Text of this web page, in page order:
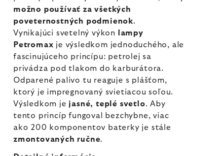
možno používať za všetkých
poveternostných podmienok.
Vynikajúci svetelný výkon
lampy
Petromax je výsledkom jednoduchého, ale
fascinujúceho princípu: petrolej sa
privádza pod tlakom do karburátora.
Odparené palivo tu reaguje s plášťom,
ktorý je impregnovaný svietiacou soľou.
Výsledkom je jasné, teplé svetlo. Aby
tento princíp fungoval bezchybne, viac
ako 200 komponentov baterky je stále
zmontovaných ručne.